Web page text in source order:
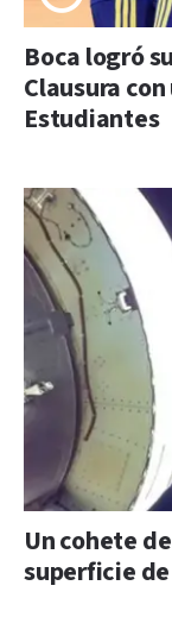
Boca logró
Clausura
Estudiantes
Un cohete
superficie